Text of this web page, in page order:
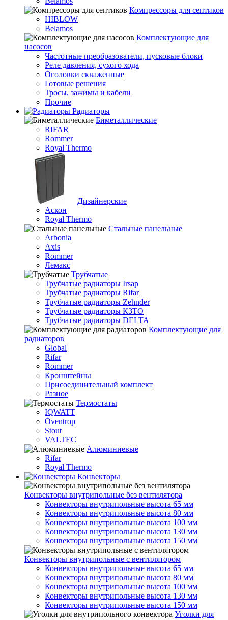
Компрессоры для септиков
HIBLOW
Belamos
Комплектующие для
насосов
Частотные преобразователи, пусковые блоки
Реле давления, сухого хода
Оголовки скваженные
Готовые решения
Тросы, зажимы и кабели
Прочие
Радиаторы
Биметаллические
RIFAR
Rommer
Royal Thermo
Дизайнерские
Аскон
Royal Thermo
Стальные панельные
Arbonia
Axis
Rommer
Лемакс
Трубчатые
Трубчатые радиаторы Irsap
Трубчатые радиаторы Rifar
Трубчатые радиаторы Zehnder
Трубчатые радиаторы КЗТО
Трубчатые радиаторы DELTA
Комплектующие для
радиаторов
Global
Rifar
Rommer
Кронштейны
Присоединительный комплект
Разное
Термостаты
IQWATT
Oventrop
Stout
VALTEC
Алюминиевые
Rifar
Royal Thermo
Конвекторы
Конвекторы внутрипольные без вентилятора
Конвекторы внутрипольные высота 65 мм
Конвекторы внутрипольные высота 80 мм
Конвекторы внутрипольные высота 100 мм
Конвекторы внутрипольные высота 130 мм
Конвекторы внутрипольные высота 150 мм
Конвекторы внутрипольные с вентилятором
Конвекторы внутрипольные высота 65 мм
Конвекторы внутрипольные высота 80 мм
Конвекторы внутрипольные высота 100 мм
Конвекторы внутрипольные высота 130 мм
Конвекторы внутрипольные высота 150 мм
Уголки для